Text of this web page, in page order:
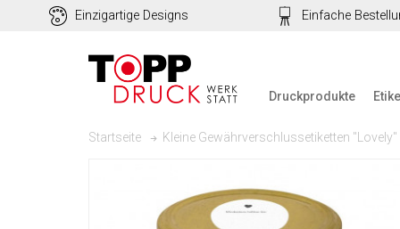
Einzigartige Designs Einfache
Druckprodukte
Startseite Kleine Gewährverschlussetiketten